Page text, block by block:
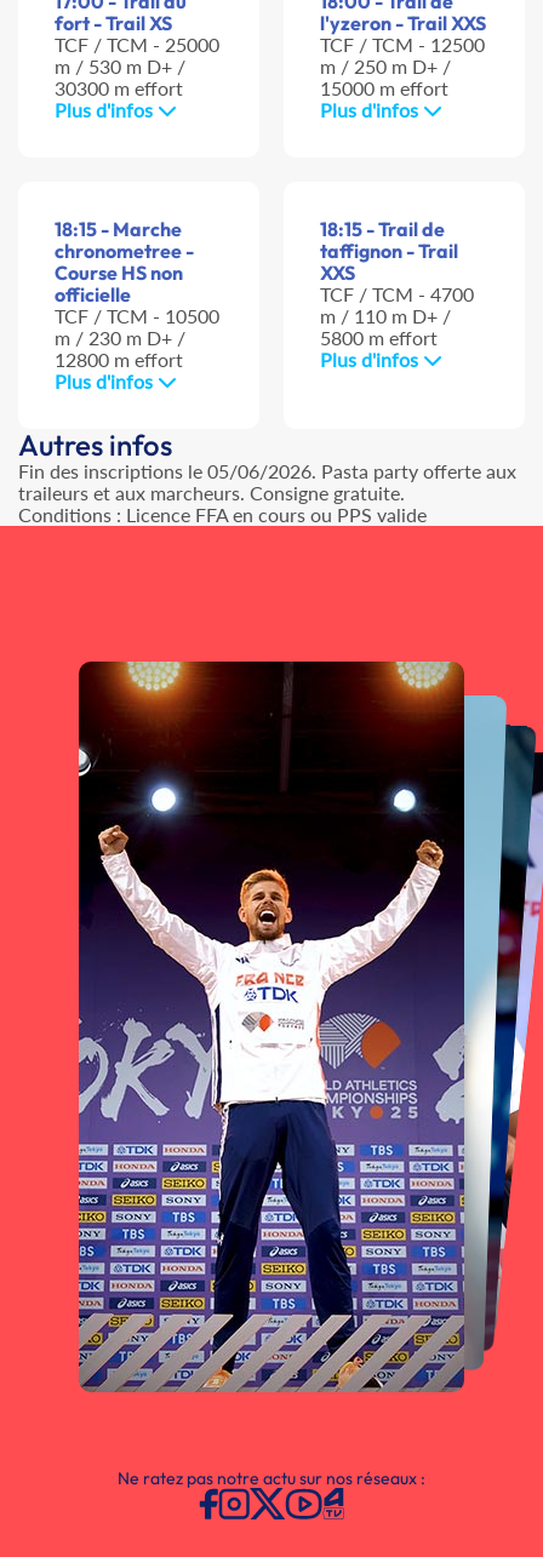
fort - Trail XS
TCF / TCM - 25000
m / 530 m D+ /
30300 m effort
Plus d'infos
l'yzeron - Trail XXS
TCF / TCM - 12500
m / 250 m D+ /
15000 m effort
Plus d'infos
18:15 - Marche
chronometree -
Course HS non
officielle
TCF / TCM - 10500
m / 230 m D+ /
12800 m effort
Plus d'infos
18:15 - Trail de
taffignon - Trail
XXS
TCF / TCM - 4700
m / 110 m D+ /
5800 m effort
Plus d'infos
Autres infos
Fin des inscriptions le 05/06/2026. Pasta party offerte aux
traileurs et aux marcheurs. Consigne gratuite.
Conditions : Licence FFA en cours ou PPS valide
Ne ratez pas notre actu sur nos réseaux :